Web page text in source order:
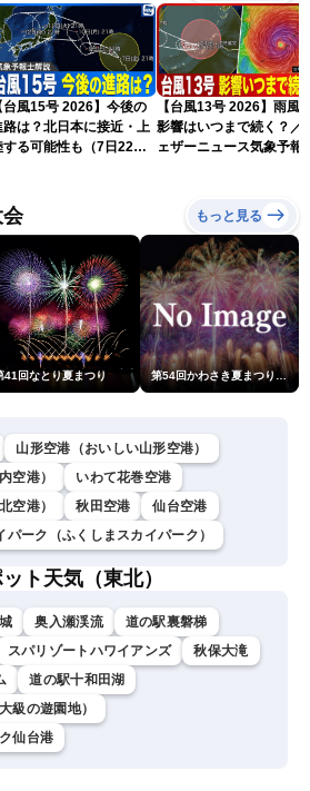
台風15号 2026】今後の
路は？北日本に接近・上
する可能性も（7日22時
【台風13号 2026】雨風
影響はいつまで続く？／
ェザーニュース気象予報
もっと見る
41回なとり夏まつり 第54回かわさき夏まつり花火大会「おらが自慢のでっかい花火」
山形空港（おいしい山形空港）
空港）
いわて花巻空港
空港）
秋田空港
仙台空港
パーク（ふくしまスカイパーク）
ト天気（東北）
奥入瀬渓流
道の駅裏磐梯
スパリゾートハワイアンズ
秋保大滝
道の駅十和田湖
級の遊園地）
仙台港